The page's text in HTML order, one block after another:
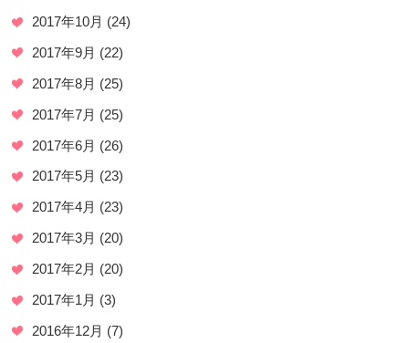
2017年10月 (24)
2017年9月 (22)
2017年8月 (25)
2017年7月 (25)
2017年6月 (26)
2017年5月 (23)
2017年4月 (23)
2017年3月 (20)
2017年2月 (20)
2017年1月 (3)
2016年12月 (7)